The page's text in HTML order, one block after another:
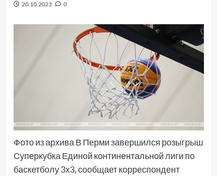
20.10.2023 0
Фото из архива В Перми завершился розыгрыш
Суперкубка Единой континентальной лиги по
баскетболу 3х3, сообщает корреспондент